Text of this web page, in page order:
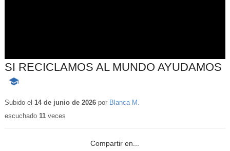
SI RECICLAMOS AL MUNDO AYUDAMOS
-
educativo
Subido el 14 de junio de 2026por Blanca M.
escuchado 11veces